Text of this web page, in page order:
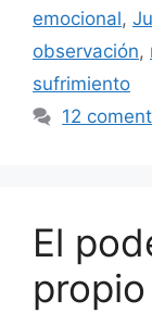
emocional,
observación,
sufrimiento
12
El